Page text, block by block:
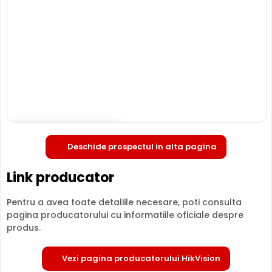
TRUE WDR (Wide Dinamic Range)
Spre deosebire de functia BLC (compensarea luminii din
spate), ambele functii fiind utile atunci cand in zona
exista contrast puternic de iluminare, functia TRUE WDR
Deschide prospectul in alta pagina
Link producator
Pentru a avea toate detaliile necesare, poti consulta
pagina producatorului cu informatiile oficiale despre
produs.
Vezi pagina producatorului HikVision